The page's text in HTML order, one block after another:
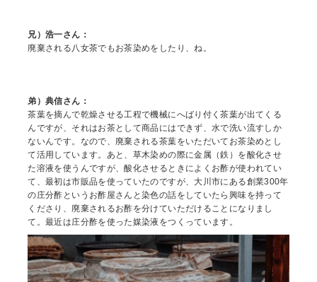
兄）浩一さん：
廃棄される八女茶でもお茶染めをしたり、ね。
弟）典信さん：
茶葉を摘んで乾燥させる工程で機械にへばり付く茶葉が出てくる
んですが、それはお茶として商品にはできず、水で洗い流すしか
ないんです。なので、廃棄される茶葉をいただいてお茶染めとし
て活用しています。あと、草木染めの際に金属（鉄）を酸化させ
た溶液を使うんですが、酸化させるときによくお酢が使われてい
て、最初は市販品を使っていたのですが、大川市にある創業300年
の庄分酢というお酢屋さんと染色の話をしていたら興味を持って
くださり、廃棄されるお酢を分けていただけることになりまし
て。最近は庄分酢を使った媒染液をつくっています。